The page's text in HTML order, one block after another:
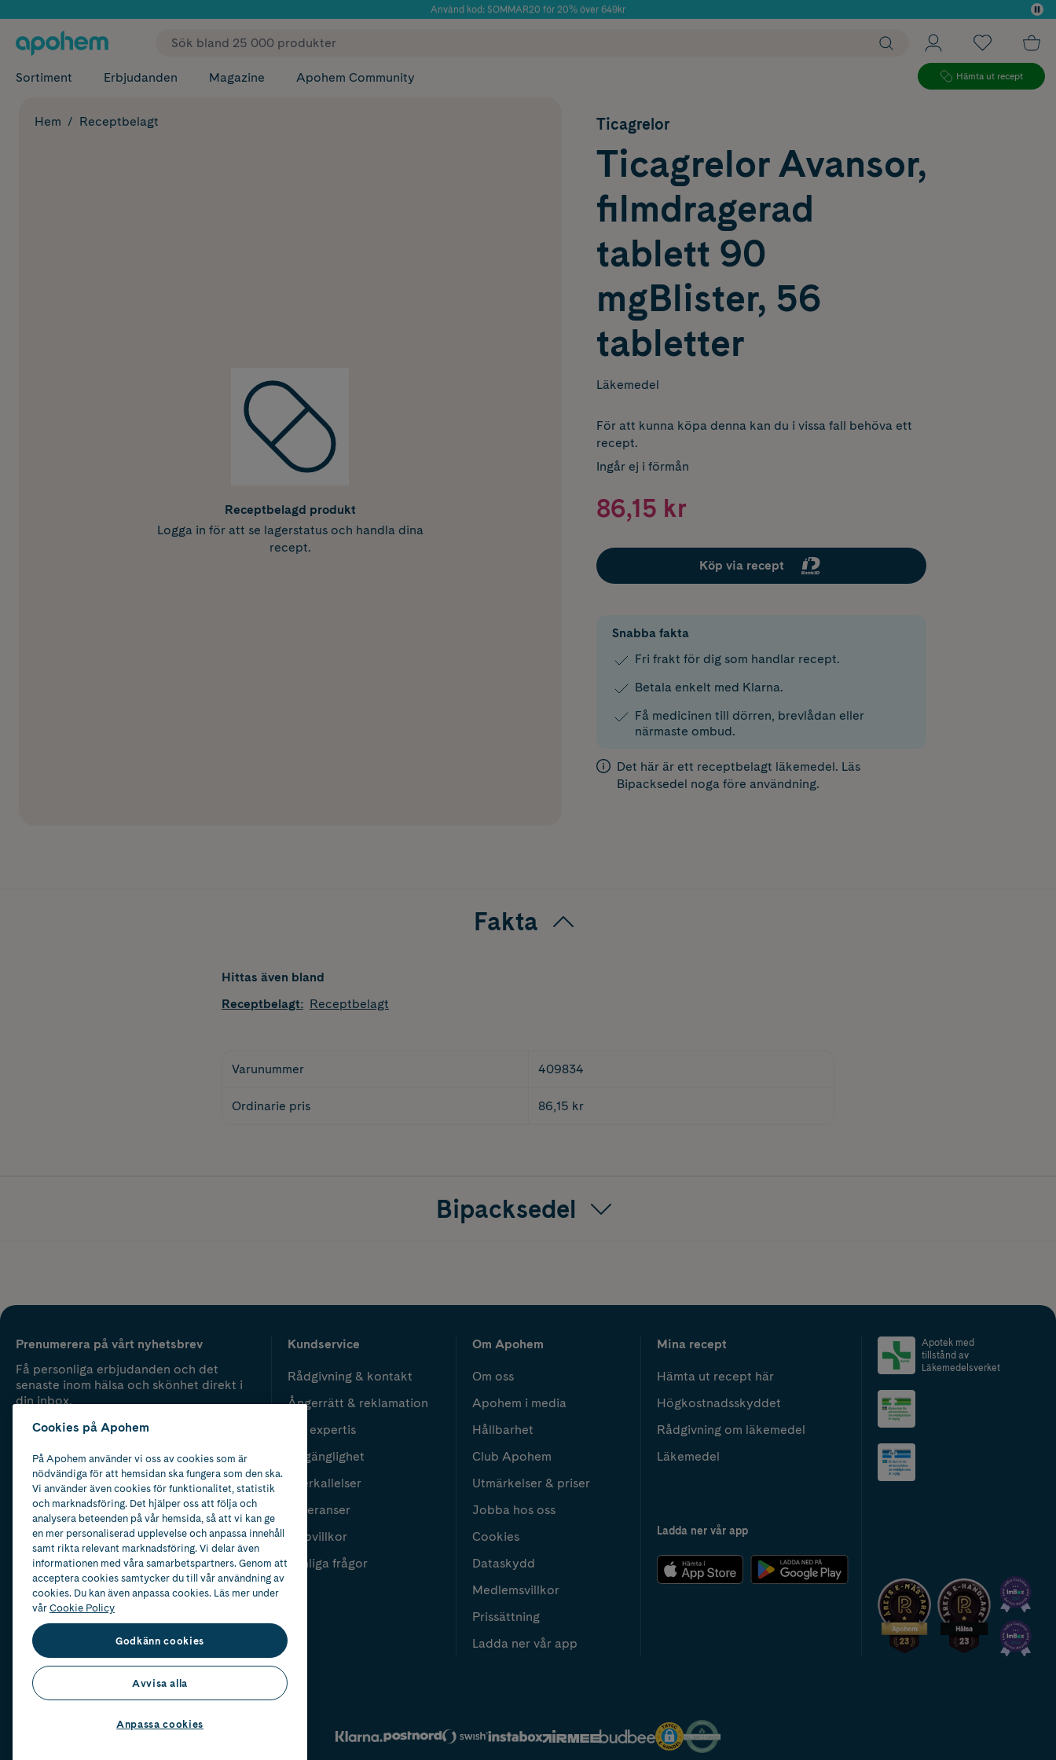
Använd kod: SOMMAR20 för 20% över 649kr
✓ Fri frakt
Sortiment Erbjudanden Magazine Apohem Community Hämta ut recept
Hem Receptbelagt
Receptbelagd produkt
Logga in för att se lagerstatus och handla dina
recept.
Ticagrelor
Ticagrelor Avansor,
filmdragerad
tablett 90
mgBlister, 56
tabletter
Läkemedel
För att kunna köpa denna kan du i vissa fall behöva ett
recept.
Ingår ej i förmån
86,15 kr
Köp via recept
Snabba fakta
Fri frakt för dig som handlar recept.
Betala enkelt med Klarna.
Få medicinen till dörren, brevlådan eller
närmaste ombud.
Det här är ett receptbelagt läkemedel. Läs
Bipacksedel noga före användning.
Fakta
Hittas även bland
Receptbelagt: Receptbelagt
Varunummer 409834
Ordinarie pris 86,15 kr
Bipacksedel
Prenumerera på vårt nyhetsbrev
Få personliga erbjudanden och det
senaste inom hälsa och skönhet direkt i
din inbox.
Kundservice
Rådgivning & kontakt
Ångerrätt & reklamation
Vår expertis
Tillgänglighet
Återkallelser
Leveranser
Köpvillkor
Vanliga frågor
Om Apohem
Om oss
Apohem i media
Hållbarhet
Club Apohem
Utmärkelser & priser
Jobba hos oss
Cookies
Dataskydd
Medlemsvillkor
Prissättning
Ladda ner vår app
Mina recept
Hämta ut recept här
Högkostnadsskyddet
Rådgivning om läkemedel
Läkemedel
Ladda ner vår app
Apotek med
tillstånd av
Läkemedelsverket
2024
Cookies på Apohem
På Apohem använder vi oss av cookies som är
nödvändiga för att hemsidan ska fungera som den ska.
Vi använder även cookies för funktionalitet, statistik
och marknadsföring. Det hjälper oss att följa och
analysera beteenden på vår hemsida, så att vi kan ge
en mer personaliserad upplevelse och anpassa innehåll
samt rikta relevant marknadsföring. Vi delar även
informationen med våra samarbetspartners. Genom att
acceptera cookies samtycker du till vår användning av
cookies. Du kan även anpassa cookies. Läs mer under
vårCookie Policy
Godkänn cookies
Avvisa alla
Anpassa cookies